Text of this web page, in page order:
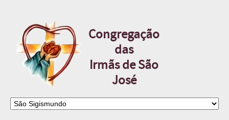
Congregação
das
Irmãs de São
José